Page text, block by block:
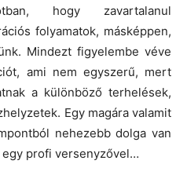
hogy zavartalanul
folyamatok, másképpen,
Mindezt figyelembe véve
ami nem egyszerű, mert
a különböző terhelések,
Egy magára valamit
nehezebb dolga van
profi versenyzővel…